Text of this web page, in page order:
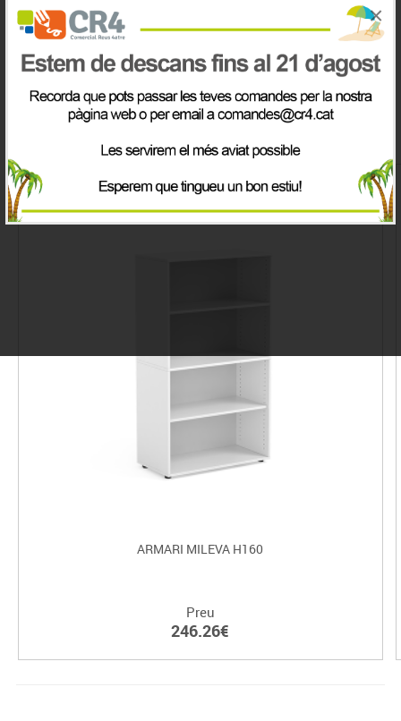
×
IVA inclòs
ARMARI MILEVA H160
Preu
246.26€